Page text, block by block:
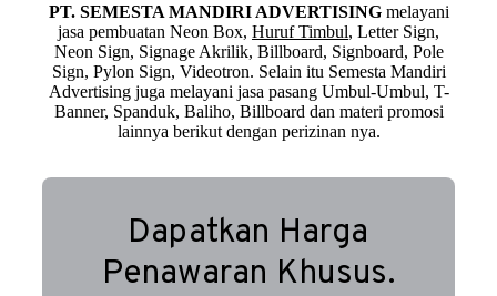
PT. SEMESTA MANDIRI ADVERTISINGmelayani
jasa pembuatan Neon Box, Huruf Timbul, Letter Sign,
Neon Sign, Signage Akrilik, Billboard, Signboard, Pole
Sign, Pylon Sign, Videotron. Selain itu Semesta Mandiri
Advertising juga melayani jasa pasang Umbul-Umbul, T-
Banner, Spanduk, Baliho, Billboard dan materi promosi
lainnya berikut dengan perizinan nya.
Dapatkan Harga
Penawaran Khusus.